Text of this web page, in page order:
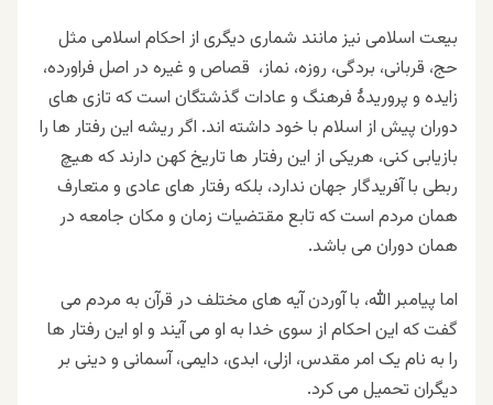
بیعت اسلامی نیز مانند شماری دیگری از احکام اسلامی مثل
حج، قربانی، بردگی، روزه، نماز، قصاص و غیره در اصل فراورده،
زایده و پروریدۀ فرهنگ و عادات گذشتگان است که تازی های
دوران پیش از اسلام با خود داشته اند. اگر ریشه این رفتار ها را
بازیابی کنی، هریکی از این رفتار ها تاریخ کهن دارند که هیچ
ربطی با آفریدگار جهان ندارد، بلکه رفتار های عادی و متعارف
همان مردم است که تابع مقتضیات زمان و مکان جامعه در
همان دوران می باشد.
اما پیامبر الله، با آوردن آیه های مختلف در قرآن به مردم می
گفت که این احکام از سوی خدا به او می آیند و او این رفتار ها
را به نام یک امر مقدس، ازلی، ابدی، دایمی، آسمانی و دینی بر
دیگران تحمیل می کرد.